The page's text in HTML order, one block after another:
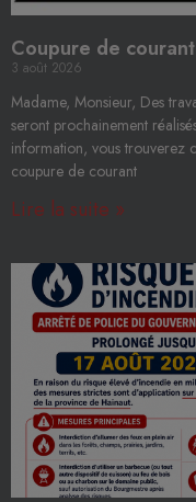
Coupure de
3 août 2026
Madame, Monsieur, Des
seront prochainement
information, vous trouverez
coupure de courant
Lire la suite »